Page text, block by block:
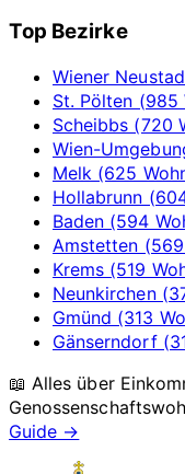
Top Bezirke
Wiener
St. Pölten (985
Scheibbs (720
Wien-
Melk (625
Hollabrunn
Baden (594
Amstetten
Krems (519
Neunkirchen
Gmünd (313
Gänserndorf
📖 Alles über
Guide →